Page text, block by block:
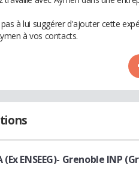
à lui suggérer d'ajouter cette
à vos contacts.
(Ex ENSEEG)- Grenoble INP